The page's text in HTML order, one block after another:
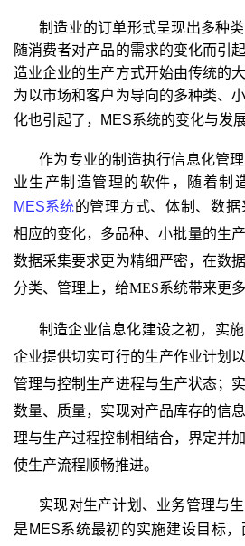
制造业的订单形式呈现出多种
随消费者对产品的需求的变化而引
造业企业的生产方式开始由传统的
为以市场和客户为导向的多种类、
化也引起了，MES系统的变化与发展
作为专业的制造执行信息化管
业生产制造管理的软件，随着制
MES系统的管理方式、体制、数
相应的变化，多品种、小批量的生
数据采集要求更为精细严密，在数
分类、管理上，给MES系统带来更
制造企业信息化建设之初，实
企业提供切实可行的生产作业计划
管理与控制生产进程与生产状态；
数量、质量，实现对产品库存的信
理与生产过程控制相结合，界定并
使生产流程顺畅推进。
实现对生产计划、业务管理与
是MES系统最初的实施建设目标